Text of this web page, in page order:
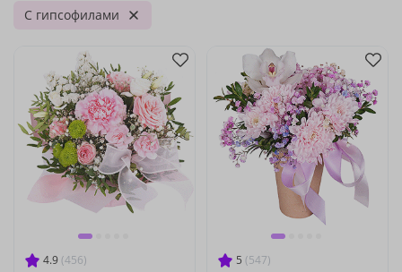
С гипсофилами
4.9 (456) 5 (547)